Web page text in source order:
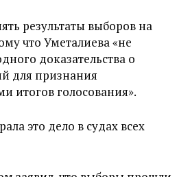
результаты выборов на
что Уметалиева «не
доказательства о
для признания
итогов голосования».
это дело в судах всех